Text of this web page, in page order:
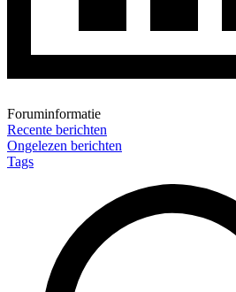
Foruminformatie
Recente berichten
Ongelezen berichten
Tags